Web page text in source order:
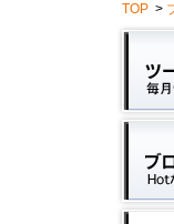
TOP >